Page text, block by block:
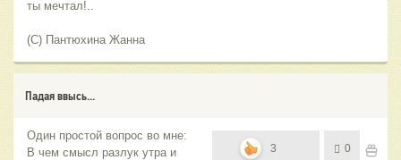
ты мечтал!..
(С) Пантюхина Жанна
Падая ввысь...
Один простой вопрос во мне:
В чем смысл разлук утра и
3 0